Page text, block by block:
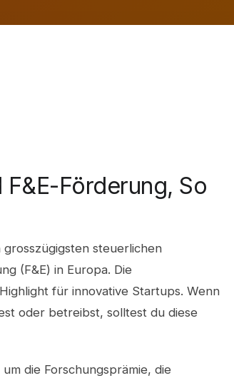
Förderung, So
steuerlichen
(F&E) in Europa. Die
für innovative Startups. Wenn
oder betreibst, solltest du diese
die Forschungsprämie, die